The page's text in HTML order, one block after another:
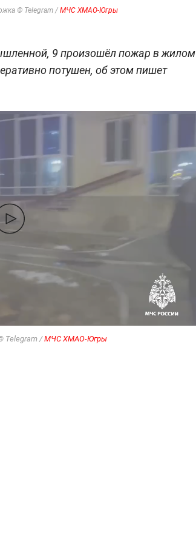
© Telegram / МЧС ХМАО-Югры
9 произошёл пожар в жилом
потушен, об этом пишет
Telegram /МЧС ХМАО-Югры